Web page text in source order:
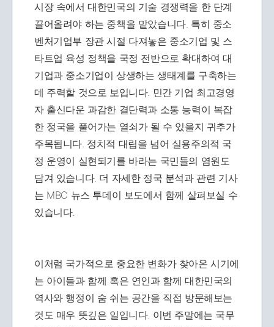
시장 속에서 대한민국의 기술 경쟁력을 한 단계
끌어올려야 하는 중책을 맡았습니다. 특히 중소
벤처기업부 장관 시절 다져놓은 중소기업 및 스
타트업 육성 정책을 국정 전반으로 확대하여 대
기업과 중소기업이 상생하는 생태계를 구축하는
데 주력할 것으로 보입니다. 민간 기업 최고경영
자 출신다운 과감한 결단력과 소통 능력이 복잡
한 정국을 풀어가는 열쇠가 될 수 있을지 귀추가
주목됩니다. 정치적 대립을 넘어 실용주의적 국
정 운영이 실현되기를 바라는 국민들의 염원도
담겨 있습니다. 더 자세한 정국 분석과 관련 기사
는 MBC 뉴스 투데이 보도에서 함께 살펴보실 수
있습니다.
이처럼 국가적으로 중요한 변화가 찾아온 시기에
는 아이들과 함께 혹은 연인과 함께 대한민국의
역사와 행정이 숨 쉬는 공간을 직접 방문해보는
것도 매우 뜻깊은 일입니다. 이번 주말에는 국무